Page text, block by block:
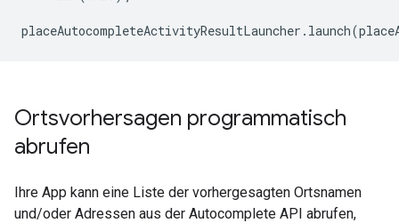
placeAutocompleteActivityResultLauncher . launch(
Ortsvorhersagen programmatisch
abrufen
Ihre App kann eine Liste der vorhergesagten Ortsnamen
und/oder Adressen aus der Autocomplete API abrufen,